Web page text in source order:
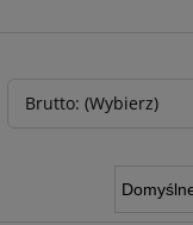
Brutto: (Wybierz)